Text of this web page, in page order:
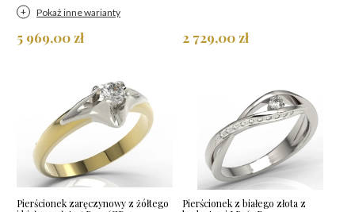
Pokaż inne warianty
5 969,00 zł 2 729,00 zł
Pierścionek zaręczynowy z żółtego
Pierścionek z białego złota z